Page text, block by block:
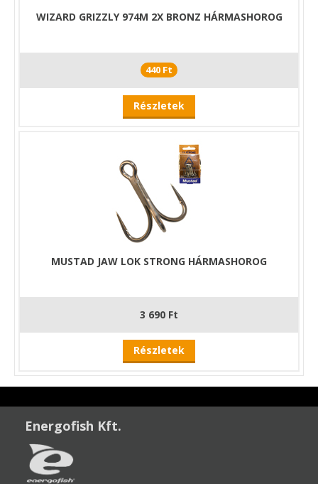
WIZARD GRIZZLY 974M 2X BRONZ HÁRMASHOROG
440 Ft
Részletek
MUSTAD JAW LOK STRONG HÁRMASHOROG
3 690 Ft
Részletek
Energofish Kft.